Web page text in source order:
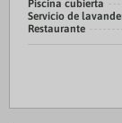
Piscina cubierta
Servicio de
Restaurante